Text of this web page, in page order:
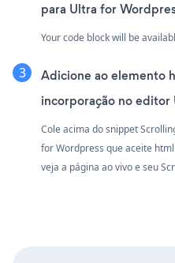
para Ultra for
Your code block will be
Adicione ao elemento
incorporação no
Cole acima do snippet
for Wordpress que aceite
veja a página ao vivo e seu